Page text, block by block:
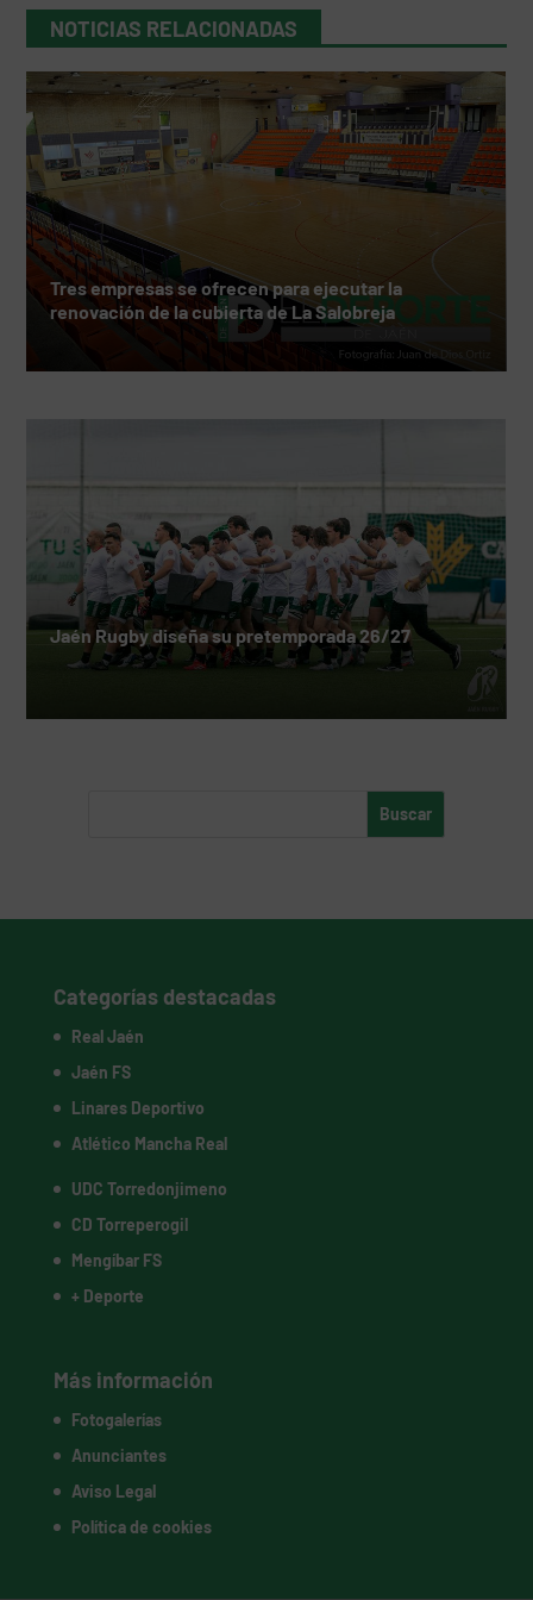
NOTICIAS RELACIONADAS
Tres empresas se ofrecen para ejecutar la
renovación de la cubierta de La Salobreja
Jaén Rugby diseña su pretemporada 26/27
Categorías destacadas
Real Jaén
Jaén FS
Linares Deportivo
Atlético Mancha Real
UDC Torredonjimeno
CD Torreperogil
Mengíbar FS
+ Deporte
Más información
Fotogalerías
Anunciantes
Aviso Legal
Política de cookies